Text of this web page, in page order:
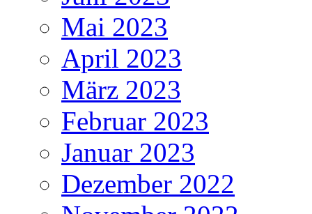
Mai 2023
April 2023
März 2023
Februar 2023
Januar 2023
Dezember 2022